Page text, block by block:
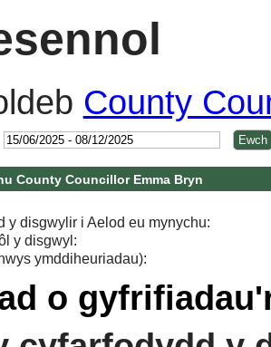
County
County Councillor Emma Bryn
y disgwylir i Aelod eu mynychu:
y disgwyl:
ymddiheuriadau):
o